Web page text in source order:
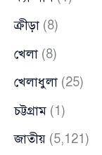
ক্রীড়া (8)
খেলা (8)
খেলাধুলা (25)
চট্টগ্রাম (1)
জাতীয় (5,121)